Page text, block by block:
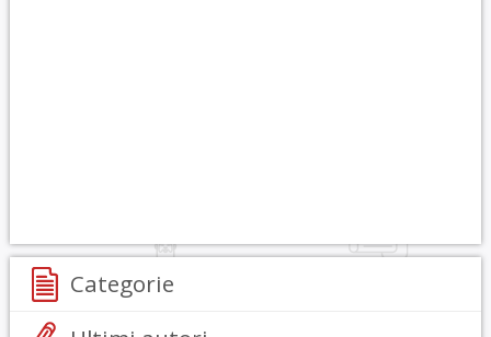
Categorie